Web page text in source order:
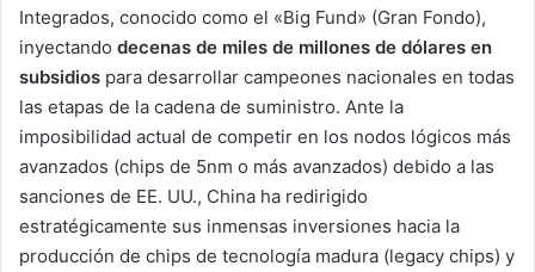
Integrados, conocido como el «Big Fund» (Gran Fondo),
inyectando decenas de miles de millones de dólares en
subsidios para desarrollar campeones nacionales en todas
las etapas de la cadena de suministro. Ante la
imposibilidad actual de competir en los nodos lógicos más
avanzados (chips de 5nm o más avanzados) debido a las
sanciones de EE. UU., China ha redirigido
estratégicamente sus inmensas inversiones hacia la
producción de chips de tecnología madura (legacy chips) y